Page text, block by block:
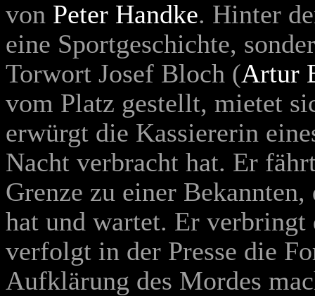
von Peter Handke. Hinter
eine Sportgeschichte,
Torwort Josef Bloch (Artur
vom Platz gestellt, mietet
erwürgt die Kassiererin
Nacht verbracht hat. Er
Grenze zu einer
hat und wartet. Er
verfolgt in der Presse die
Aufklärung des Mordes m